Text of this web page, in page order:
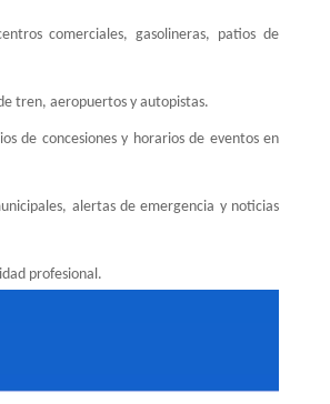
comerciales, gasolineras, patios de
tren, aeropuertos y autopistas.
de concesiones y horarios de eventos en
alertas de emergencia y noticias
profesional.